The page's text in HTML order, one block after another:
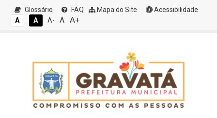
Glossário FAQ Mapa do Site
Acessibilidade
A
A A- A A+